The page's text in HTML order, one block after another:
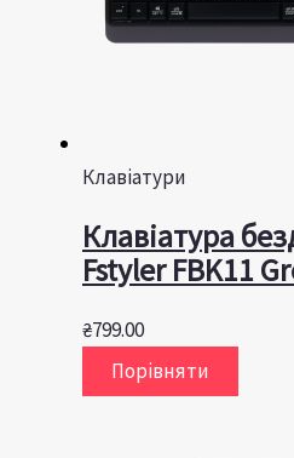
Клавіатури
Клавіатура
Fstyler FBK11
₴799.00
Порівняти